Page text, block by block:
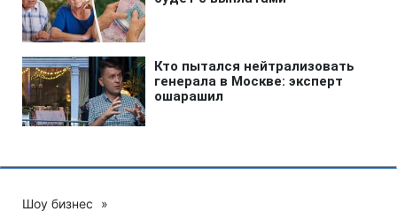
Шоу бизнес »